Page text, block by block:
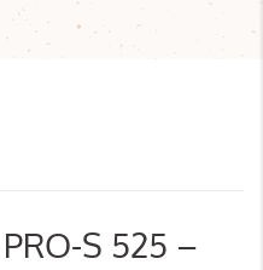
S 525 –